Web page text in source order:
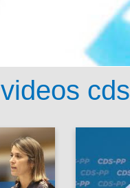
videos cds